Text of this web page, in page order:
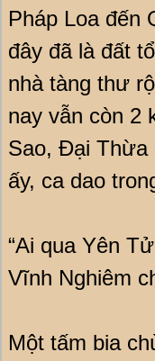
Pháp Loa đến
đây đã là đất
nhà tàng thư
nay vẫn còn 2
Sao, Đại Thừa
ấy, ca dao
“Ai qua Yên
Vĩnh Nghiêm
Một tấm bia